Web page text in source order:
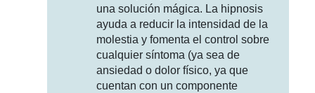
una solución mágica. La hipnosis
ayuda a reducir la intensidad de la
molestia y fomenta el control sobre
cualquier síntoma (ya sea de
ansiedad o dolor físico, ya que
cuentan con un componente